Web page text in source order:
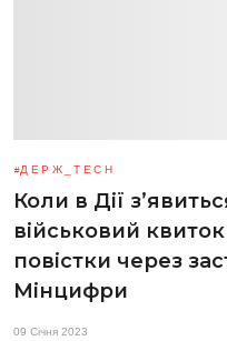
ДЕРЖ_TECH
Коли в Дії
військовий
повістки через
Мінцифри
09 Січня 2023